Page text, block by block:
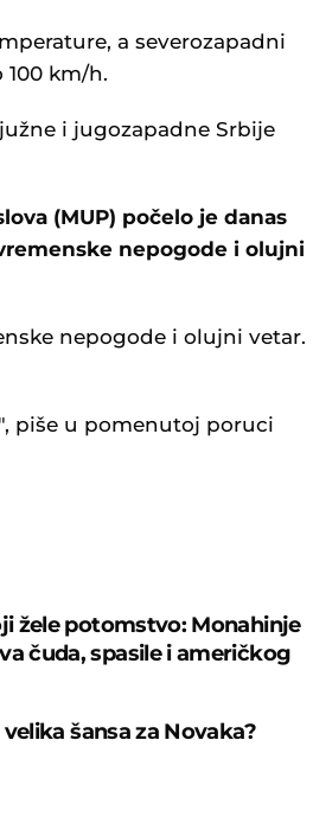
a severozapadni
km/h.
i jugozapadne Srbije
(MUP) počelo je danas
nepogode i olujni
nepogode i olujni vetar.
piše u pomenutoj poruci
žele potomstvo: Monahinje
čuda, spasile i američkog
šansa za Novaka?